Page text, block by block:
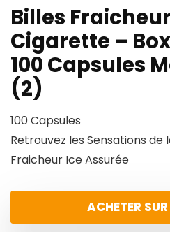
Billes
Cigarette –
100 Capsules
(2)
100 Capsules
Retrouvez les Sensations
Fraicheur Ice Assurée
ACHETER